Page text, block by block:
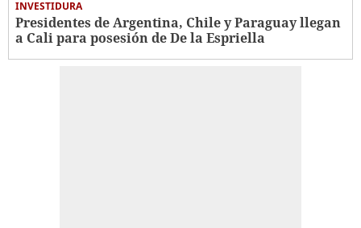
INVESTIDURA
Presidentes de Argentina, Chile y Paraguay llegan
a Cali para posesión de De la Espriella